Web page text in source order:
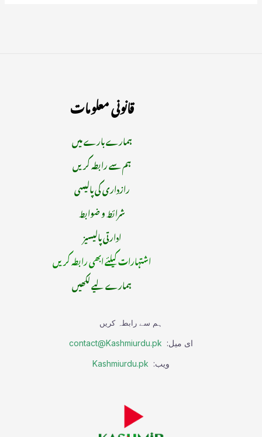
قانونی معلومات
ہمارے بارے میں
ہم سے رابطہ کریں
رازداری کی پالیسی
شرائط و ضوابط
ادارتی پالیسیز
اشتہارات کیلئے ابھی رابطہ کریں
ہمارے لیے لکھیں
ہم سے رابطہ کریں
ای میل: contact@Kashmiurdu.pk
ویب: Kashmiurdu.pk